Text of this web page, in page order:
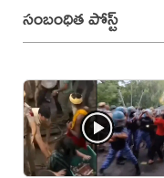
సంబంధిత పోస్ట్